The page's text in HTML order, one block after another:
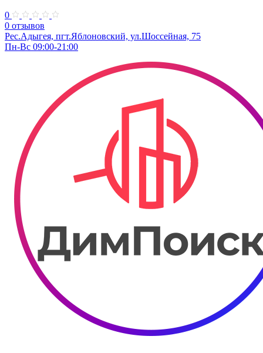
0
0 отзывов
Рес.Адыгея, пгт.Яблоновский, ул.Шоссейная, 75
Пн-Вс 09:00-21:00